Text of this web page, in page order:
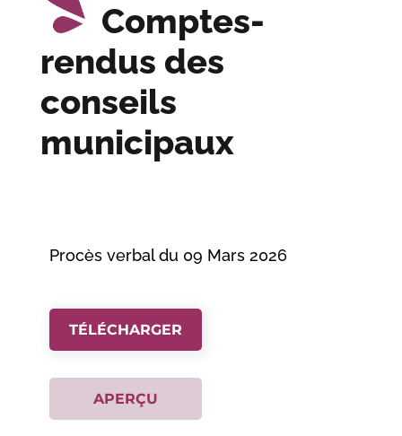
PV conseil municipal -
septembre 2024 à 18
heures 30, l'assemblée
Comptes-
rendus des
conseils
municipaux
Procès verbal du 09 Mars 2026
TÉLÉCHARGER
APERÇU